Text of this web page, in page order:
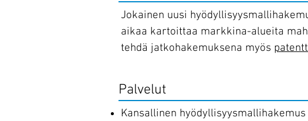
Jokainen uusi
aikaa kartoittaa markkina-alueita
tehdä jatkohakemuksena myös
Kansallinen hyödyllisyysmallihakemus
Palvelut